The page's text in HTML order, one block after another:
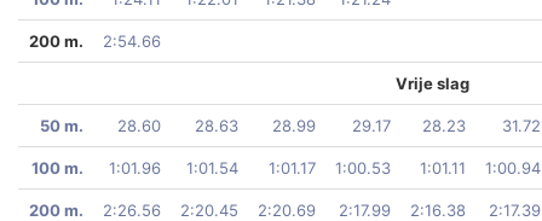
200 m. 2:54.66
Vrije slag
50 m. 28.60 28.63 28.99 29.17 28.23 31.72
100 m. 1:01.96 1:01.54 1:01.17 1:00.53 1:01.11 1:00.94
200 m. 2:26.56 2:20.45 2:20.69 2:17.99 2:16.38 2:17.39